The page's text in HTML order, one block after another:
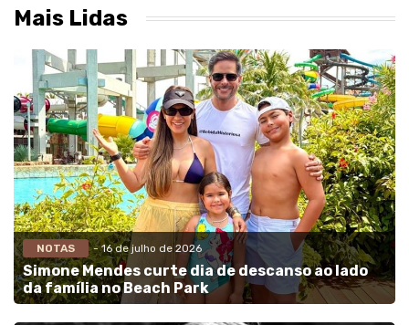
Mais Lidas
NOTAS - 16 de julho de 2026
Simone Mendes curte dia de descanso ao lado
da família no Beach Park